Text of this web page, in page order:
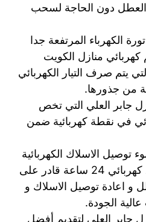
دون الحاجة لسحب
الكهرباء المرتفعة جدا
منازل الكويت
يتم صرف التيار الكهربائي
من جذورها.
جابر العلي التي تخص
في نقطة كهربائية ضمن
الاسلاك الكهربائية
جهزنا لذلك عامل كهربائي 24 ساعة قادر على
و اعادة توصيل الاسلاك و
عالية الجودة.
جابر العلي لتقديم أفضل